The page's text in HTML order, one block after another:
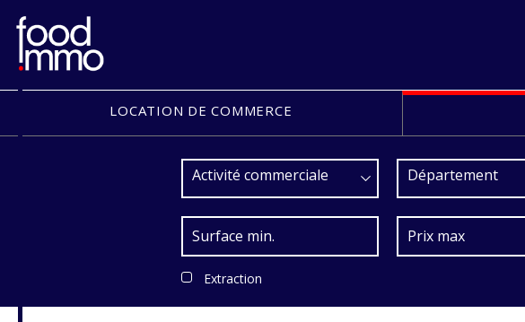
LOCATION DE COMMERCE
Activité commerciale Département
Extraction